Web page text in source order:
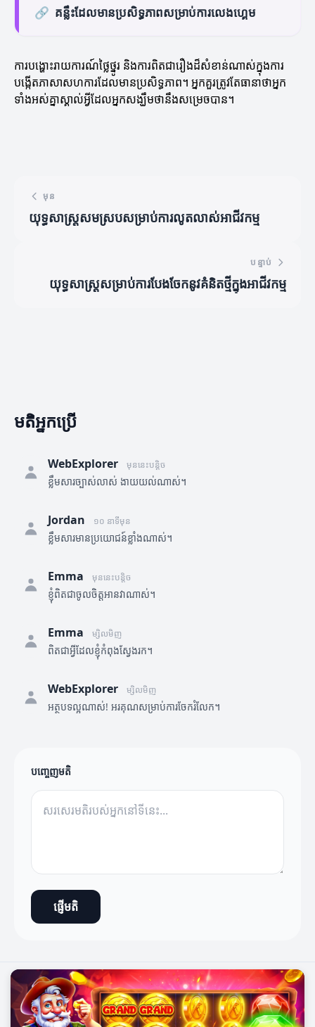
🔗 គន្លឹះដែលមានប្រសិទ្ធភាពសម្រាប់ការលេងហ្គេម
ការបង្ហោះរាយការណ៍ថ្លៃថ្នូរ និងការពិតជារឿងដ៏សំខាន់ណាស់ក្នុងការ
បង្កើតភាសាសហការដែលមានប្រសិទ្ធភាព។ អ្នកគួរត្រូវតែធានាថាអ្នក
ទាំងអស់គ្នាស្គាល់អ្វីដែលអ្នកសង្ឃឹមថានឹងសម្រេចបាន។
មុន
យុទ្ធសាស្ត្រសមស្របសម្រាប់ការលូតលាស់អាជីវកម្ម
បន្ទាប់
យុទ្ធសាស្ត្រសម្រាប់ការបែងចែកនូវគំនិតថ្មីក្នុងអាជីវកម្ម
មតិអ្នកប្រើ
WebExplorer មុននេះបន្តិច
ខ្លឹមសារច្បាស់លាស់ ងាយយល់ណាស់។
Jordan ១០ នាទីមុន
ខ្លឹមសារមានប្រយោជន៍ខ្លាំងណាស់។
Emma មុននេះបន្តិច
ខ្ញុំពិតជាចូលចិត្តអានវាណាស់។
Emma ម្សិលមិញ
ពិតជាអ្វីដែលខ្ញុំកំពុងស្វែងរក។
WebExplorer ម្សិលមិញ
អត្ថបទល្អណាស់! អរគុណសម្រាប់ការចែករំលែក។
បញ្ចេញមតិ
ផ្ញើមតិ